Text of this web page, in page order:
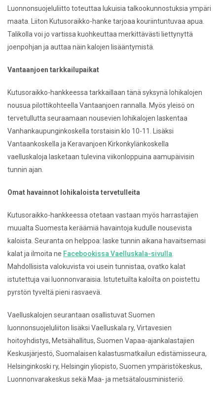
Luonnonsuojeluliitto toteuttaa lukuisia talkookunnostuksia ympäri
maata. Liiton Kutusoraikko-hanke tarjoaa kouriintuntuvaa apua.
Talikolla voi jo vartissa kuohkeuttaa merkittävästi liettynyttä
joenpohjan ja auttaa näin kalojen lisääntymistä.
Vantaanjoen tarkkailupaikat
Kutusoraikko-hankkeessa tarkkaillaan tänä syksynä lohikalojen
nousua pilottikohteella Vantaanjoen rannalla. Myös yleisö on
tervetullutta seuraamaan nousevien lohikalojen laskentaa
Vanhankaupunginkoskella torstaisin klo 10-11.
Lisäksi
Vantaankoskella ja Keravanjoen Kirkonkylänkoskella
vaelluskaloja lasketaan tulevina viikonloppuina aamupäivisin
tunnin ajan.
Omat havainnot lohikaloista tervetulleita
Kutusoraikko-hankkeessa otetaan vastaan myös harrastajien
muualta Suomesta keräämiä havaintoja kudulle nousevista
kaloista. Seuranta on helppoa: laske tunnin aikana havaitsemasi
kalat ja ilmoita ne Facebookissa Vaelluskala-sivulla
Mahdollisista valokuvista voi usein tunnistaa, ovatko kalat
istutettuja vai luonnonvaraisia. Istutetuilta kaloilta on poistettu
pyrstön tyveltä pieni rasvaevä.
Vaelluskalojen seurantaan osallistuvat Suomen
luonnonsuojeluliiton lisäksi Vaelluskala ry, Virtavesien
hoitoyhdistys, Metsähallitus, Suomen Vapaa-ajankalastajien
Keskusjärjestö, Suomalaisen kalastusmatkailun edistämisseura,
Helsinginkoski ry, Helsingin yliopisto, Suomen ympäristökeskus,
Luonnonvarakeskus sekä Maa- ja metsätalousministeriö.